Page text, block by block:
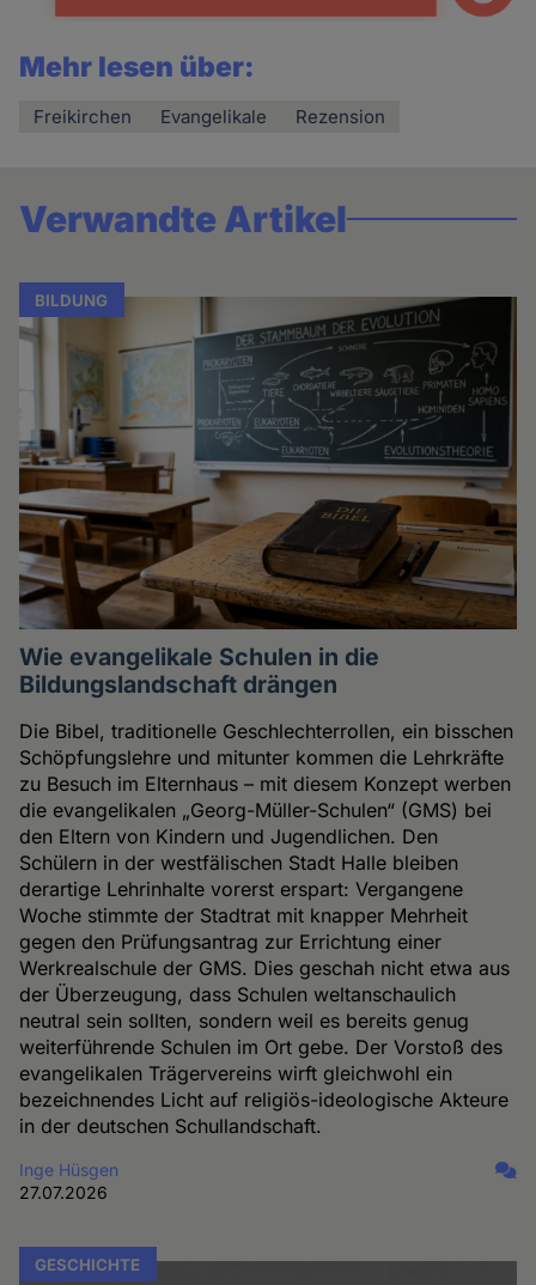
Mehr lesen über:
Freikirchen Evangelikale Rezension
Verwandte Artikel
BILDUNG
Wie evangelikale Schulen in die
Bildungslandschaft drängen
Die Bibel, traditionelle Geschlechterrollen, ein bisschen
Schöpfungslehre und mitunter kommen die Lehrkräfte
zu Besuch im Elternhaus – mit diesem Konzept werben
die evangelikalen „Georg-Müller-Schulen“ (GMS) bei
den Eltern von Kindern und Jugendlichen. Den
Schülern in der westfälischen Stadt Halle bleiben
derartige Lehrinhalte vorerst erspart: Vergangene
Woche stimmte der Stadtrat mit knapper Mehrheit
gegen den Prüfungsantrag zur Errichtung einer
Werkrealschule der GMS. Dies geschah nicht etwa aus
der Überzeugung, dass Schulen weltanschaulich
neutral sein sollten, sondern weil es bereits genug
weiterführende Schulen im Ort gebe. Der Vorstoß des
evangelikalen Trägervereins wirft gleichwohl ein
bezeichnendes Licht auf religiös-ideologische Akteure
in der deutschen Schullandschaft.
Inge Hüsgen
27.07.2026
GESCHICHTE